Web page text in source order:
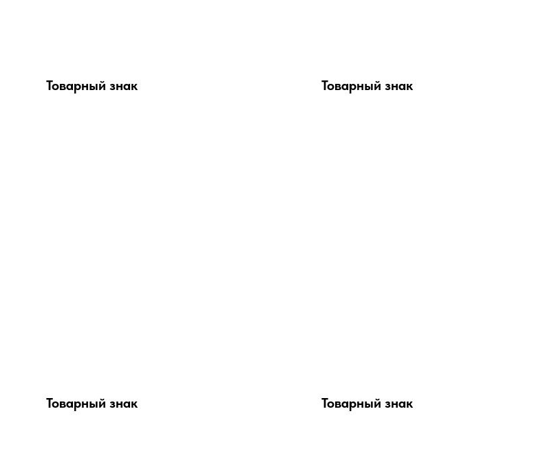
Товарный знак Товарный знак
Товарный знак Товарный знак